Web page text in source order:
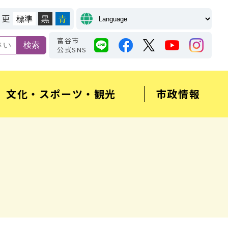
標準 黒 青
富谷市
公式SNS
文化・スポーツ・観光 市政情報